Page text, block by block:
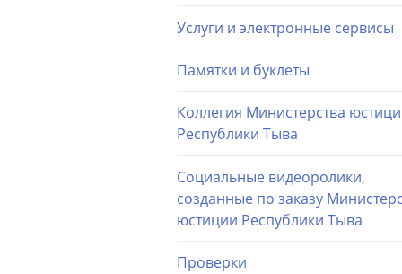
Услуги и электронные сервисы
Памятки и буклеты
Коллегия Министерства
Республики Тыва
Социальные видеоролики,
созданные по заказу
юстиции Республики Тыва
Проверки